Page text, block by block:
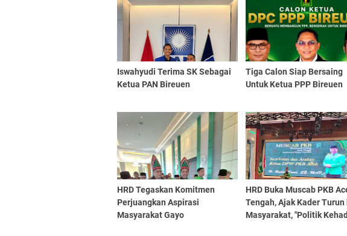
Iswahyudi Terima SK Sebagai
Ketua PAN Bireuen
Tiga Calon Siap Bersaing
Untuk Ketua PPP Bireuen
HRD Tegaskan Komitmen
Perjuangkan Aspirasi
Masyarakat Gayo
HRD Buka Muscab PKB
Tengah, Ajak Kader Turun
Masyarakat, "Politik